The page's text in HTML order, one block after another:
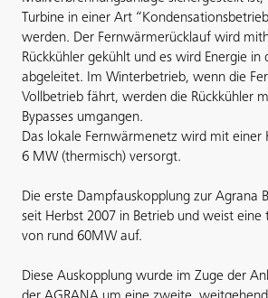
Turbine in einer Art
werden. Der Fernwärmerücklauf wird
Rückkühler gekühlt und es wird Energie in
abgeleitet. Im Winterbetrieb, wenn die
Vollbetrieb fährt, werden die Rückkühler
Bypasses umgangen.
Das lokale Fernwärmenetz wird mit einer
6 MW (thermisch) versorgt.
Die erste Dampfauskopplung zur Agrana
seit Herbst 2007 in Betrieb und weist eine
von rund 60MW auf.
Diese Auskopplung wurde im Zuge der